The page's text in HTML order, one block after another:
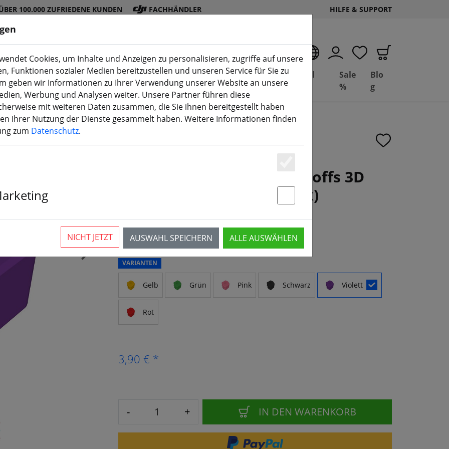
100.000 ZUFRIEDENE KUNDEN FACHHÄNDLER HILFE & SUPPORT
DJI
Shop
Akku
s
Propelle
r
Zubehö
r
3D
Druck(aktuelle Seite)
Deal
Depot
Basil
Sale
%
Blo
g
FlyFishRC Volador 5 Standoffs 3D
Druck TPU violett (4 Stück)
›
10 Stück verfügbar
VARIANTEN
Gelb Grün Pink Schwarz Violett
Rot
3,90 € *
- + IN DEN WARENKORB
Cookies, um Inhalte und Anzeigen zu personalisieren, zugriffe auf unsere
Funktionen sozialer Medien bereitzustellen und unseren Service für Sie zu
geben wir Informationen zu Ihrer Verwendung unserer Website an unsere
Werbung und Analysen weiter. Unsere Partner führen diese
mit weiteren Daten zusammen, die Sie ihnen bereitgestellt haben
Ihrer Nutzung der Dienste gesammelt haben. Weitere Informationen finden
zum Datenschutz.
Essenziell
Statstik & Marketing
AUSWAHL SPEICHERN ALLE AUSWÄHLEN
NICHT JETZT